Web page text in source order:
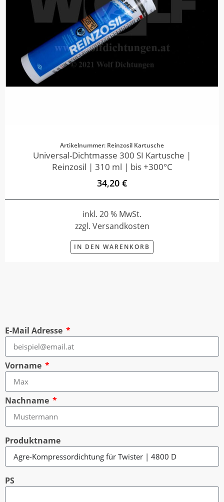
Artikelnummer: Reinzosil Kartusche
Universal-Dichtmasse 300 SI Kartusche |
Reinzosil | 310 ml | bis +300°C
34,20 €
inkl. 20 % MwSt.
zzgl. Versandkosten
IN DEN WARENKORB
E-Mail Adresse
Vorname
Nachname
Produktname
PS